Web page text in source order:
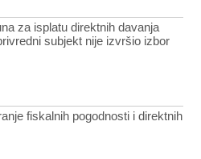
za isplatu direktnih davanja
subjekt nije izvršio izbor
fiskalnih pogodnosti i direktnih